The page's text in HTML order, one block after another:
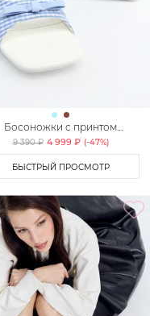
Босоножки с принтом
«клетка» Lera Nena Unreal
9 390 ₽ 4 999 ₽ (-47%)
БЫСТРЫЙ ПРОСМОТР